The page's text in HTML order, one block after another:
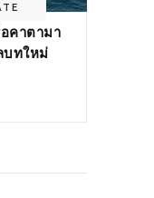
อคาตามา
บทใหม่